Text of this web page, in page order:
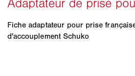
Fiche adaptateur pour prise
d'accouplement Schuko